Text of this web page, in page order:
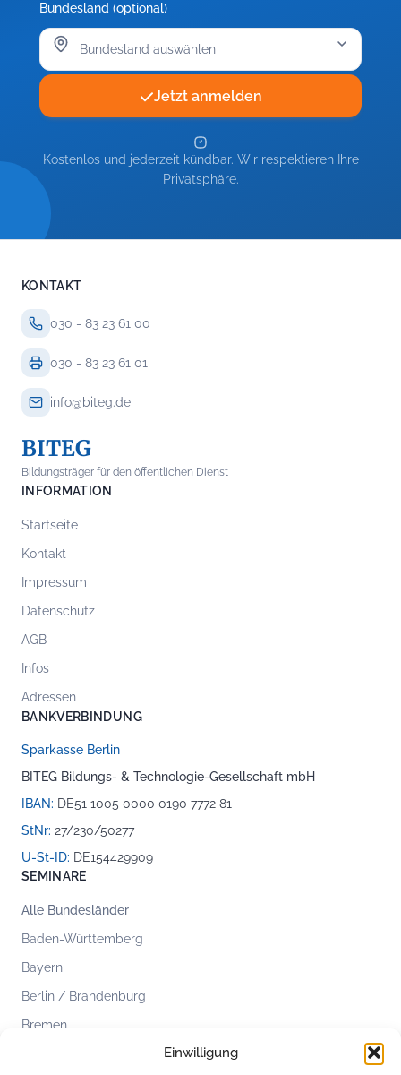
Einwilligung
Bundesland (optional)
Jetzt anmelden
Kostenlos und jederzeit kündbar. Wir respektieren Ihre
Privatsphäre.
KONTAKT
030 - 83 23 61 00
030 - 83 23 61 01
info@biteg.de
BITEG
Bildungsträger für den öffentlichen Dienst
INFORMATION
Startseite
Kontakt
Impressum
Datenschutz
AGB
Infos
Adressen
BANKVERBINDUNG
Sparkasse Berlin
BITEG Bildungs- & Technologie-Gesellschaft mbH
IBAN: DE51 1005 0000 0190 7772 81
StNr: 27/230/50277
U-St-ID: DE154429909
SEMINARE
Alle Bundesländer
Baden-Württemberg
Bayern
Berlin / Brandenburg
Bremen